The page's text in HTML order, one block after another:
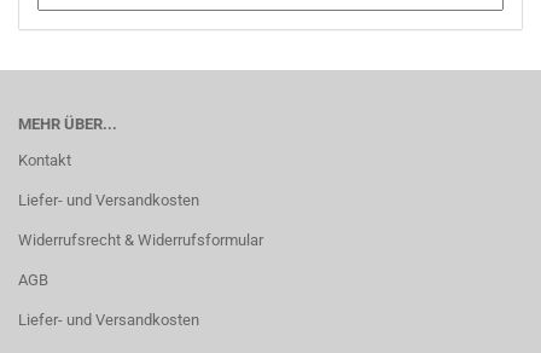
MEHR ÜBER...
Kontakt
Liefer- und Versandkosten
Widerrufsrecht & Widerrufsformular
AGB
Liefer- und Versandkosten